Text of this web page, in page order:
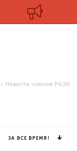
Новости членов РАЭК
ЗА ВСЕ ВРЕМЯ!